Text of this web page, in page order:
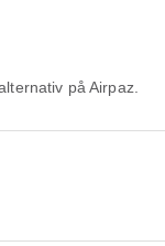
på Airpaz.